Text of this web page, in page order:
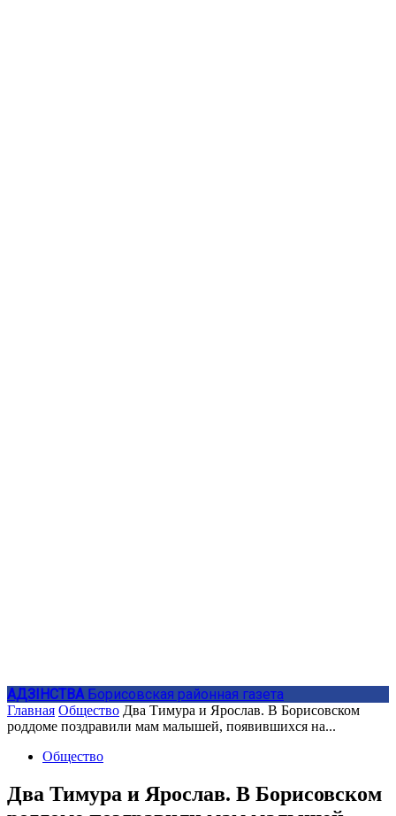
АДЗIНСТВА Борисовская районная газета
Главная Общество Два Тимура и Ярослав. В Борисовском
роддоме поздравили мам малышей, появившихся на...
Общество
Два Тимура и Ярослав. В Борисовском